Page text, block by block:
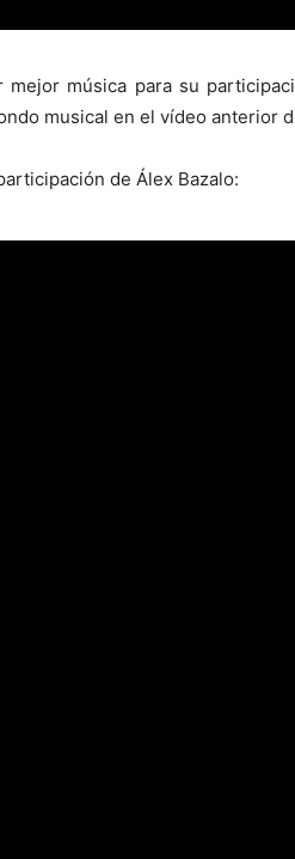
música para su
musical en el vídeo anterior
de Álex Bazalo: